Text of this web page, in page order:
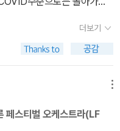
유럽 문화의 진수를 체험
아련한 초저녁거리 풍경은
으로 빨려들어가는 느낌이
경이었다. 그후 나의 애장서
을 꾸준히 해주면서 달리기
빼는 것, 그리고 사이즈를
서. 지금의 구조에서 슬림한
키는 것인데 수영도 하면 좋
달리기, 걷기, 자전거로 tr
행하고 달리기, 자전거타기
더보기
스티벌 오케스트라(LF